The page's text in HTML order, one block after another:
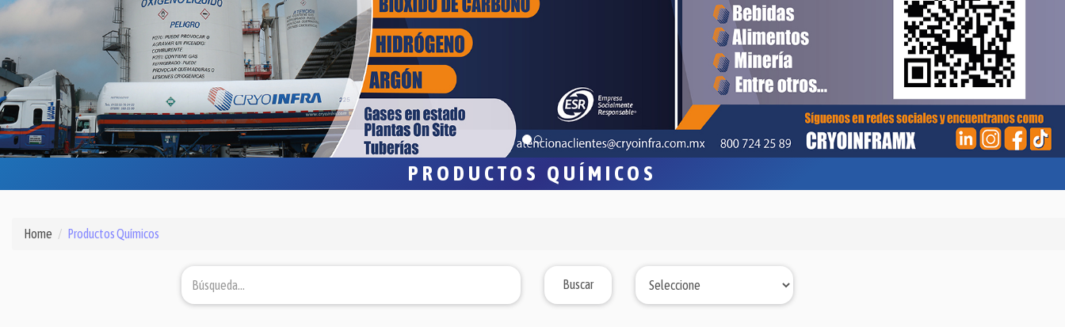
PRODUCTOS QUÍMICOS
Home Productos Químicos